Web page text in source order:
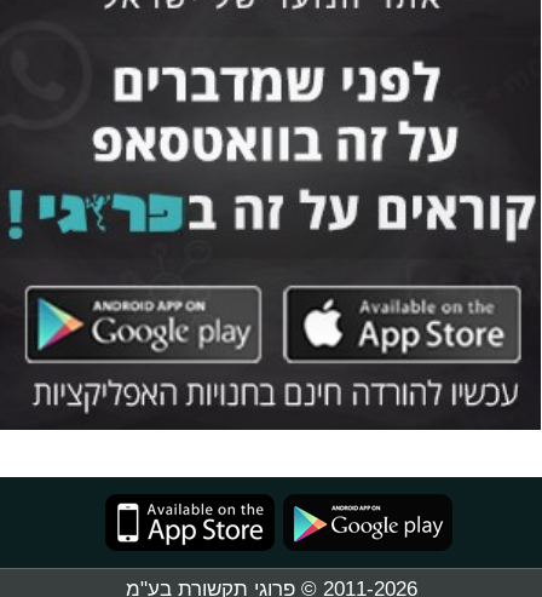
2011-2026 © פרוגי תקשורת בע"מ